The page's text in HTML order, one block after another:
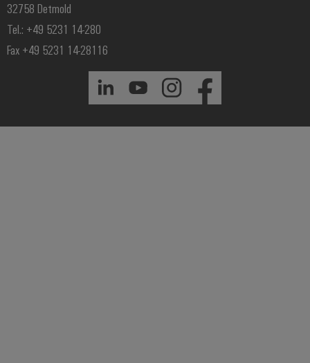
32758 Detmold
Tel.: +49 5231 14-280
Fax +49 5231 14-28116